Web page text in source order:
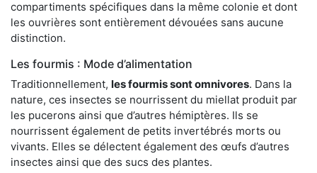
compartiments spécifiques dans la même colonie et dont
les ouvrières sont entièrement dévouées sans aucune
distinction.
Les fourmis : Mode d’alimentation
Traditionnellement, les fourmis sont omnivores. Dans la
nature, ces insectes se nourrissent du miellat produit par
les pucerons ainsi que d’autres hémiptères. Ils se
nourrissent également de petits invertébrés morts ou
vivants. Elles se délectent également des œufs d’autres
insectes ainsi que des sucs des plantes.